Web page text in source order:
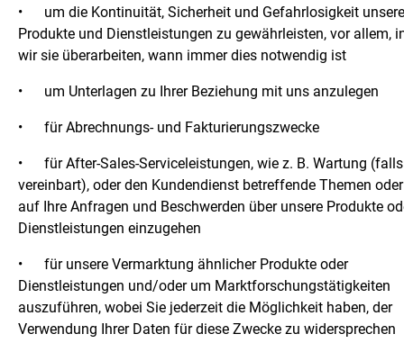
•
um die Kontinuität, Sicherheit und Gefahrlosigkeit
Produkte und Dienstleistungen zu gewährleisten, vor allem,
wir sie überarbeiten, wann immer dies notwendig ist
• um Unterlagen zu Ihrer Beziehung mit uns anzulegen
• für Abrechnungs- und Fakturierungszwecke
•
für After-Sales-Serviceleistungen, wie z. B. Wartung (falls
vereinbart), oder den Kundendienst betreffende Themen
auf Ihre Anfragen und Beschwerden über unsere Produkte
Dienstleistungen einzugehen
•
für unsere Vermarktung ähnlicher Produkte oder
Dienstleistungen und/oder um Marktforschungstätigkeiten
auszuführen, wobei Sie jederzeit die Möglichkeit haben, der
Verwendung Ihrer Daten für diese Zwecke zu widersprechen